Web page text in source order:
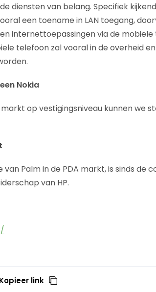
diensten van belang. Specifiek
een toename in LAN toegang,
internettoepassingen via de mobiele
telefoon zal vooral in de overheid
Nokia
op vestigingsniveau kunnen we
Palm in de PDA markt, is sinds de
van HP.
Kopieer link